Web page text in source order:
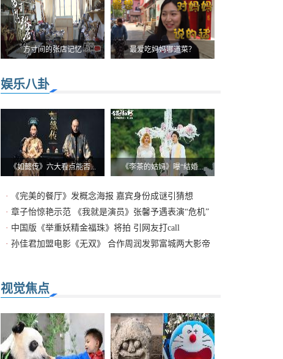
方寸间的张店记忆 最爱吃妈妈哪道菜？
娱乐八卦
《如懿传》六大看点能否... 《李茶的姑妈》曝“结婚...
·
《完美的餐厅》发概念海报 嘉宾身份成谜引猜想
· 章子怡惊艳示范 《我就是演员》张馨予遇表演“危机”
· 中国版《举重妖精金福珠》将拍 引网友打call
· 孙佳君加盟电影《无双》 合作周润发郭富城两大影帝
视觉焦点